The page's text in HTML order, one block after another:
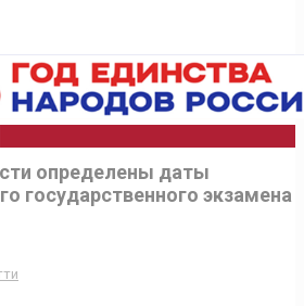
определены даты
государственного экзамена